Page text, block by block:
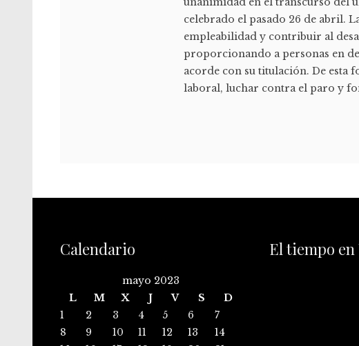
celebrado el pasado 26 de abril.
empleabilidad y contribuir al
proporcionando a personas en
acorde con su titulación. De esta
laboral, luchar contra el paro y
Calendario
mayo 2023
L
M X J V S
D
1
2 3 4 5 6
7
8
9 10 11 12 13
14
El tiempo